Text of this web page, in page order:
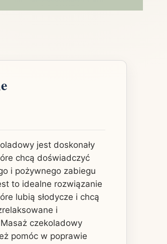
jest doskonały
chcą doświadczyć
i pożywnego zabiegu
to idealne rozwiązanie
lubią słodycze i chcą
i
czekoladowy
pomóc w poprawie